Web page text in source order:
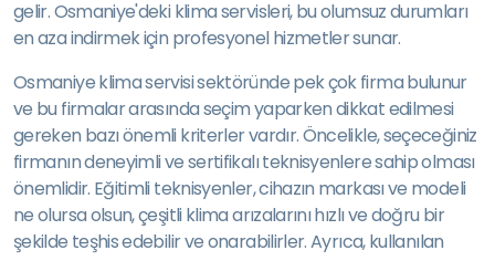
gelir. Osmaniye'deki klima servisleri, bu olumsuz durumları
en aza indirmek için profesyonel hizmetler sunar.
Osmaniye klima servisi sektöründe pek çok firma bulunur
ve bu firmalar arasında seçim yaparken dikkat edilmesi
gereken bazı önemli kriterler vardır. Öncelikle, seçeceğiniz
firmanın deneyimli ve sertifikalı teknisyenlere sahip olması
önemlidir. Eğitimli teknisyenler, cihazın markası ve modeli
ne olursa olsun, çeşitli klima arızalarını hızlı ve doğru bir
şekilde teşhis edebilir ve onarabilirler. Ayrıca, kullanılan